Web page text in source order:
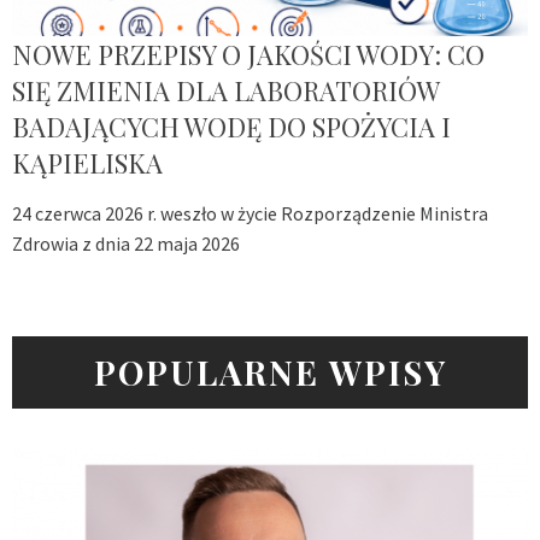
NOWE PRZEPISY O JAKOŚCI WODY: CO
SIĘ ZMIENIA DLA LABORATORIÓW
BADAJĄCYCH WODĘ DO SPOŻYCIA I
KĄPIELISKA
24 czerwca 2026 r. weszło w życie Rozporządzenie Ministra
Zdrowia z dnia 22 maja 2026
POPULARNE WPISY